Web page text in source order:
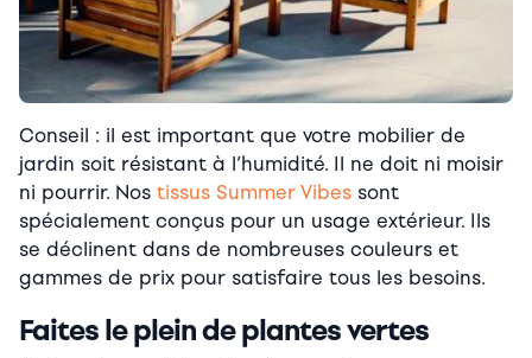
Conseil : il est important que votre mobilier de
jardin soit résistant à l’humidité. Il ne doit ni moisir
ni pourrir. Nos tissus Summer Vibes sont
spécialement conçus pour un usage extérieur. Ils
se déclinent dans de nombreuses couleurs et
gammes de prix pour satisfaire tous les besoins.
Faites le plein de plantes vertes